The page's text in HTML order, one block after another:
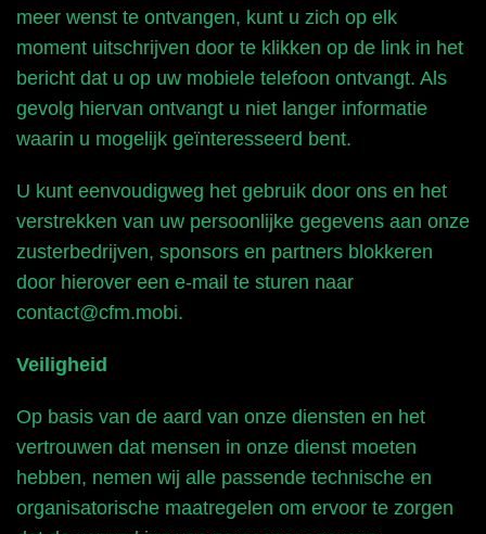
meer wenst te ontvangen, kunt u zich op elk
moment uitschrijven door te klikken op de link in het
bericht dat u op uw mobiele telefoon ontvangt. Als
gevolg hiervan ontvangt u niet langer informatie
waarin u mogelijk geïnteresseerd bent.
U kunt eenvoudigweg het gebruik door ons en het
verstrekken van uw persoonlijke gegevens aan onze
zusterbedrijven, sponsors en partners blokkeren
door hierover een e-mail te sturen naar
contact@cfm.mobi.
Veiligheid
Op basis van de aard van onze diensten en het
vertrouwen dat mensen in onze dienst moeten
hebben, nemen wij alle passende technische en
organisatorische maatregelen om ervoor te zorgen